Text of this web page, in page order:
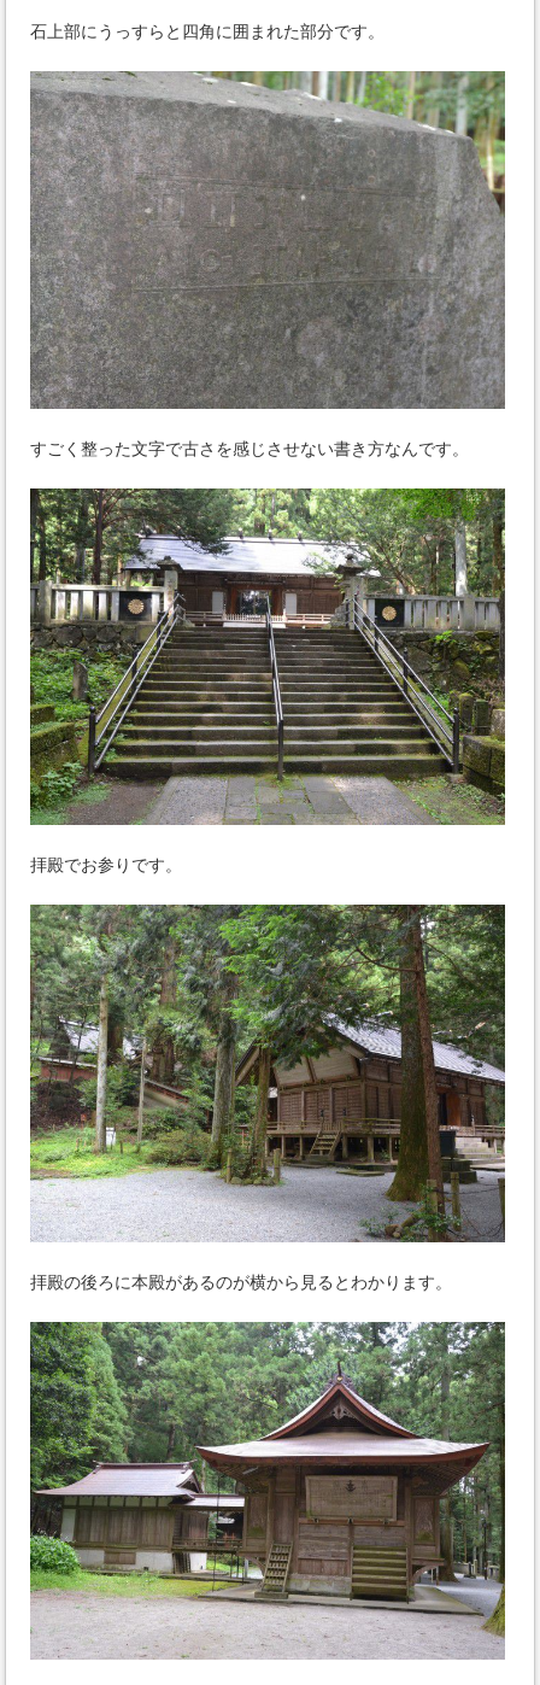
石上部にうっすらと四角に囲まれた部分です。
すごく整った文字で古さを感じさせない書き方なんです。
拝殿でお参りです。
拝殿の後ろに本殿があるのが横から見るとわかります。